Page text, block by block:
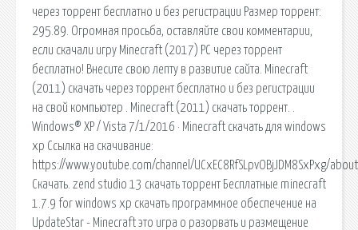
через торрент бесплатно и без регистрации Размер торрент:
295.89. Огромная просьба, оставляйте свои комментарии,
если скачали игру Minecraft (2017) PC через торрент
бесплатно! Внесите свою лепту в развитие сайта. Minecraft
(2011) скачать через торрент бесплатно и без регистрации
на свой компьютер . Minecraft (2011) скачать торрент. .
Windows® XP / Vista 7/1/2016 · Minecraft скачать для windows
xp Ссылка на скачивание:
https://www.youtube.com/channel/UCxEC8RfSLpvOBjJDM8SxPxg/about
Скачать. zend studio 13 скачать торрент Бесплатные minecraft
1.7.9 for windows xp скачать программное обеспечение на
UpdateStar - Minecraft это игра о разорвать и размещение